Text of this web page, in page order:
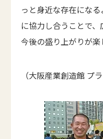
っと身近な存在にな
に協力し合うことで、
今後の盛り上がりが楽
（大阪産業創造館 プ